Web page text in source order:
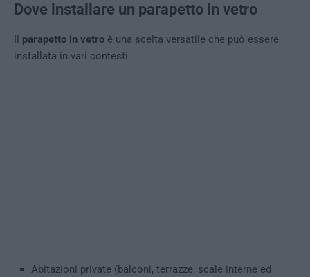
Dove installare un parapetto in vetro
Il parapetto in vetro è una scelta versatile che può essere
installata in vari contesti:
Abitazioni private (balconi, terrazze, scale interne ed